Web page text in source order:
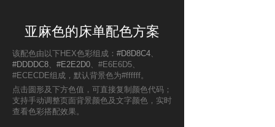
亚麻色的床单配色方案
该配色由以下HEX色彩组成： #D8D8C4、
#DDDDC8、 #E2E2D0、#E6E6D5、
#ECECDE组成，默认背景色为#ffffff。
点击圆形及下方色值，可直接复制颜色代码；
支持手动调整页面背景颜色及文字颜色，实时
查看色彩搭配效果。